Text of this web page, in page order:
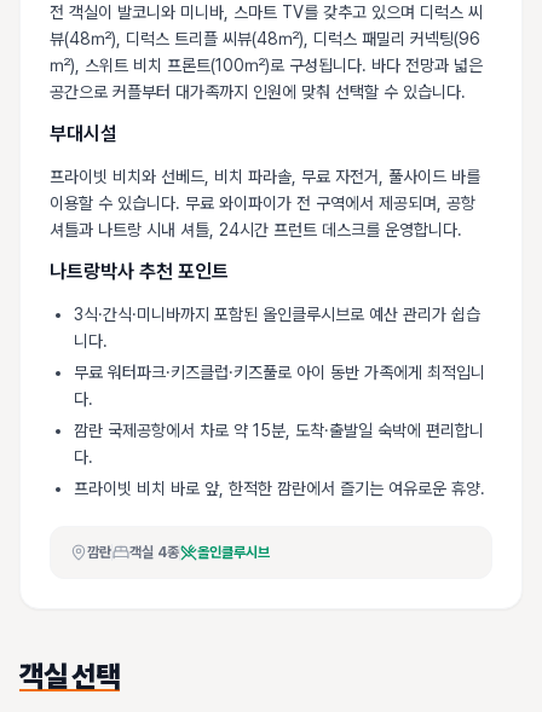
전 객실이 발코니와 미니바, 스마트 TV를 갖추고 있으며 디럭스 씨
뷰(48㎡), 디럭스 트리플 씨뷰(48㎡), 디럭스 패밀리 커넥팅(96
㎡), 스위트 비치 프론트(100㎡)로 구성됩니다. 바다 전망과 넓은
공간으로 커플부터 대가족까지 인원에 맞춰 선택할 수 있습니다.
부대시설
프라이빗 비치와 선베드, 비치 파라솔, 무료 자전거, 풀사이드 바를
이용할 수 있습니다. 무료 와이파이가 전 구역에서 제공되며, 공항
셔틀과 나트랑 시내 셔틀, 24시간 프런트 데스크를 운영합니다.
나트랑박사 추천 포인트
3식·간식·미니바까지 포함된 올인클루시브로 예산 관리가 쉽습
니다.
무료 워터파크·키즈클럽·키즈풀로 아이 동반 가족에게 최적입니
다.
깜란 국제공항에서 차로 약 15분, 도착·출발일 숙박에 편리합니
다.
프라이빗 비치 바로 앞, 한적한 깜란에서 즐기는 여유로운 휴양.
깜란 객실 4종 올인클루시브
객실 선택